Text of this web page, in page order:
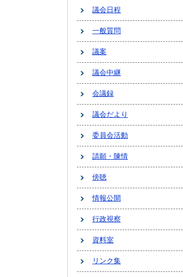
議会日程
一般質問
議案
議会中継
会議録
議会だより
委員会活動
請願・陳情
傍聴
情報公開
行政視察
資料室
リンク集